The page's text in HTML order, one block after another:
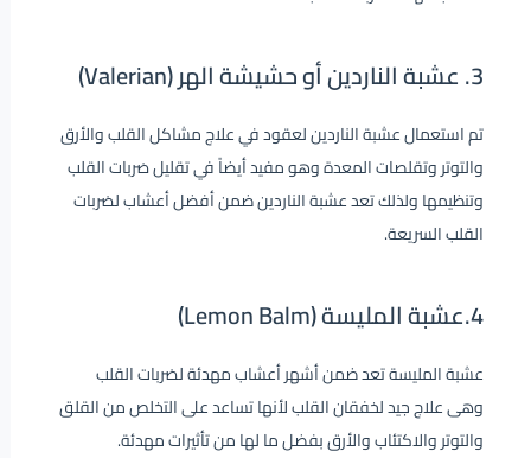
3. عشبة الناردين أو حشيشة الهر (Valerian)
تم استعمال عشبة الناردين لعقود في علاج مشاكل القلب والأرق
والتوتر وتقلصات المعدة وهو مفيد أيضاً في تقليل ضربات القلب
وتنظيمها ولذلك تعد عشبة الناردين ضمن أفضل أعشاب لضربات
القلب السريعة.
4.عشبة المليسة (Lemon Balm)
عشبة المليسة تعد ضمن أشهر أعشاب مهدئة لضربات القلب
وهى علاج جيد لخفقان القلب لأنها تساعد على التخلص من القلق
والتوتر والاكتئاب والأرق بفضل ما لها من تأثيرات مهدئة.